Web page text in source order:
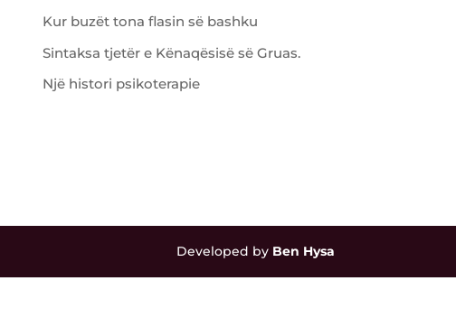
Kur buzët tona flasin së bashku
Sintaksa tjetër e Kënaqësisë së Gruas.
Një histori psikoterapie
Developed by Ben Hysa